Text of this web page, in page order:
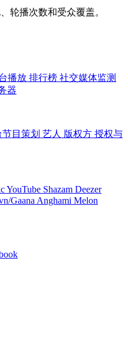
轮播次数和受众覆盖。
播放 排行榜 社交媒体监测
器
节目策划 艺人 版权方 授权与
YouTube Shazam Deezer
Gaana Anghami Melon